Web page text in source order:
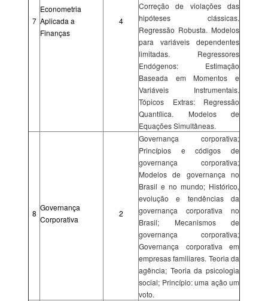
7
Econometria
Aplicada a
Finanças
4
Correção de violações das
hipóteses clássicas.
Regressão Robusta. Modelos
para variáveis dependentes
limitadas. Regressores
Endógenos: Estimação
Baseada em Momentos e
Variáveis Instrumentais.
Tópicos Extras: Regressão
Quantílica. Modelos de
Equações Simultâneas.
8
Governança
Corporativa
2
Governança corporativa;
Princípios e códigos de
governança corporativa;
Modelos de governança no
Brasil e no mundo; Histórico,
evolução e tendências da
governança corporativa no
Brasil; Mecanismos de
governança corporativa;
Governança corporativa em
empresas familiares. Teoria da
agência; Teoria da psicologia
social; Princípio: uma ação um
voto.